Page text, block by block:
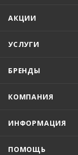
АКЦИИ
УСЛУГИ
БРЕНДЫ
КОМПАНИЯ
ИНФОРМАЦИЯ
ПОМОЩЬ